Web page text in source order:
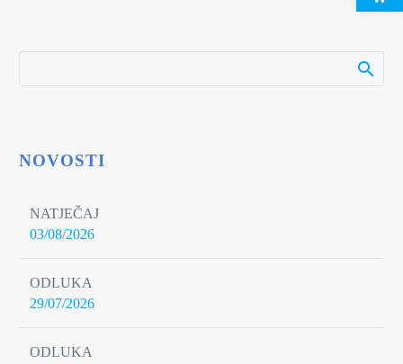
NOVOSTI
NATJEČAJ
03/08/2026
ODLUKA
29/07/2026
ODLUKA